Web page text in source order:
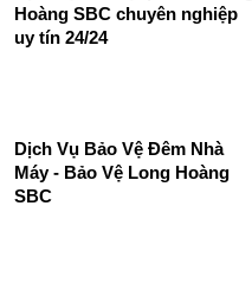
Dịch vụ bảo vệ mục tiêu cố
định
Dịch vụ bảo vệ quán ăn Long
Hoàng SBC chuyên nghiệp